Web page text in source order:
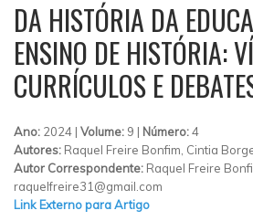
DA HISTÓRIA DA
ENSINO DE HISTÓRIA:
CURRÍCULOS E
Ano: 2024 | Volume: 9 | Número:4
Autores: Raquel Freire Bonfim, Cintia
Autor Correspondente: Raquel Freire
raquelfreire31@gmail.com
Link Externo para Artigo